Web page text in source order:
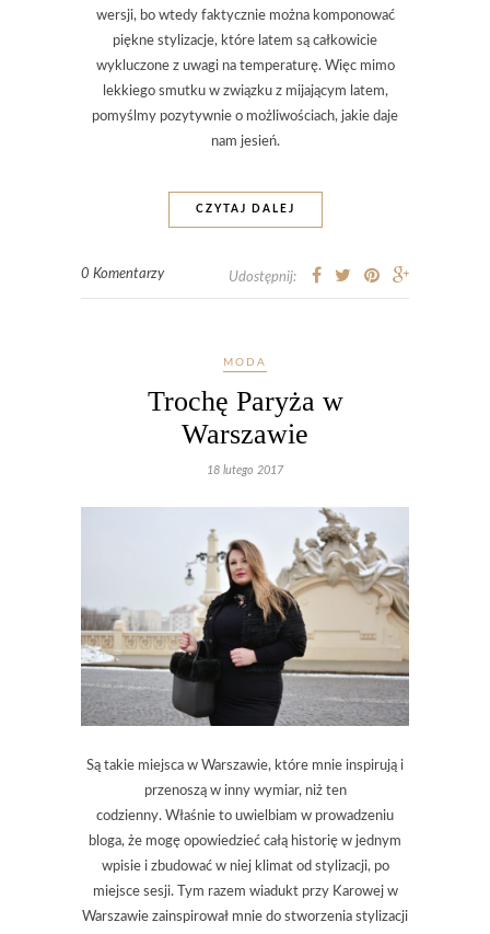
wersji, bo wtedy faktycznie można komponować
piękne stylizacje, które latem są całkowicie
wykluczone z uwagi na temperaturę. Więc mimo
lekkiego smutku w związku z mijającym latem,
pomyślmy pozytywnie o możliwościach, jakie daje
nam jesień.
CZYTAJ DALEJ
0 Komentarzy Udostępnij:
MODA
Trochę Paryża w
Warszawie
18 lutego 2017
Są takie miejsca w Warszawie, które mnie inspirują i
przenoszą w inny wymiar, niż ten
codzienny. Właśnie to uwielbiam w prowadzeniu
bloga, że mogę opowiedzieć całą historię w jednym
wpisie i zbudować w niej klimat od stylizacji, po
miejsce sesji. Tym razem wiadukt przy Karowej w
Warszawie zainspirował mnie do stworzenia stylizacji